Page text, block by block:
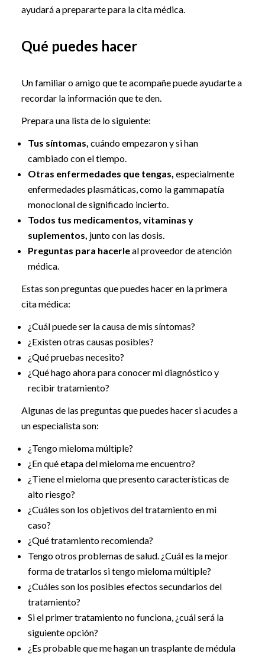
ayudará a prepararte para la cita médica.
Qué puedes hacer
Un familiar o amigo que te acompañe puede ayudarte a
recordar la información que te den.
Prepara una lista de lo siguiente:
Tus síntomas, cuándo empezaron y si han
cambiado con el tiempo.
Otras enfermedades que tengas, especialmente
enfermedades plasmáticas, como la gammapatía
monoclonal de significado incierto.
Todos tus medicamentos, vitaminas y
suplementos, junto con las dosis.
Preguntas para hacerleal proveedor de atención
médica.
Estas son preguntas que puedes hacer en la primera
cita médica:
¿Cuál puede ser la causa de mis síntomas?
¿Existen otras causas posibles?
¿Qué pruebas necesito?
¿Qué hago ahora para conocer mi diagnóstico y
recibir tratamiento?
Algunas de las preguntas que puedes hacer si acudes a
un especialista son:
¿Tengo mieloma múltiple?
¿En qué etapa del mieloma me encuentro?
¿Tiene el mieloma que presento características de
alto riesgo?
¿Cuáles son los objetivos del tratamiento en mi
caso?
¿Qué tratamiento recomienda?
Tengo otros problemas de salud. ¿Cuál es la mejor
forma de tratarlos si tengo mieloma múltiple?
¿Cuáles son los posibles efectos secundarios del
tratamiento?
Si el primer tratamiento no funciona, ¿cuál será la
siguiente opción?
¿Es probable que me hagan un trasplante de médula